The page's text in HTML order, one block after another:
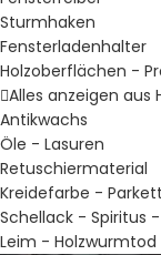
Sturmhaken
Fensterladenhalter
Holzoberflächen -
Alles anzeigen aus
Antikwachs
Öle - Lasuren
Retuschiermaterial
Kreidefarbe -
Schellack - Spiritus
Leim -